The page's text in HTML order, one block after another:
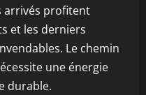
arrivés profitent
et les derniers
Le chemin
une énergie
durable.